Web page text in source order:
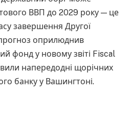
ВВП до 2029 року — це
завершення Другої
прогноз оприлюднив
фонд у новому звіті Fiscal
напередодні щорічних
банку у Вашингтоні.